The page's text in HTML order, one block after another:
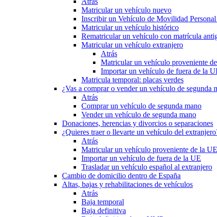
Matricular un vehículo nuevo
Inscribir un Vehículo de Movilidad
Matricular un vehículo histórico
Rematricular un vehículo con matrícula
Matricular un vehículo extranjero
Atrás
Matricular un vehículo proveniente
Importar un vehículo de fuera de la
Matricula temporal: placas verdes
¿Vas a comprar o vender un vehículo de segunda
Atrás
Comprar un vehículo de segunda mano
Vender un vehículo de segunda mano
Donaciones, herencias y divorcios o separaciones
¿Quieres traer o llevarte un vehículo del
Atrás
Matricular un vehículo proveniente de la UE
Importar un vehículo de fuera de la UE
Trasladar un vehículo español al extranjero
Cambio de domicilio dentro de España
Altas, bajas y rehabilitaciones de vehículos
Atrás
Baja temporal
Baja definitiva